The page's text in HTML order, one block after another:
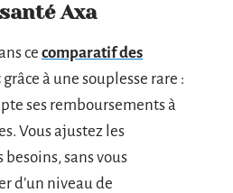
Axa
ce comparatif des
grâce à une souplesse rare :
ses remboursements à
Vous ajustez les
sans vous
d’un niveau de